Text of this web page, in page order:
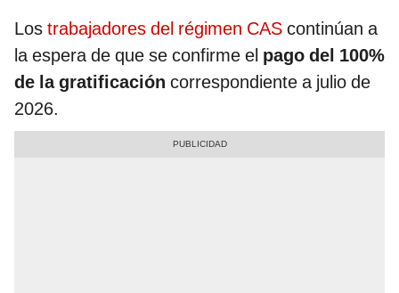
Los trabajadores del régimen CAS continúan a
la espera de que se confirme el pago del 100%
de la gratificación correspondiente a julio de
2026.